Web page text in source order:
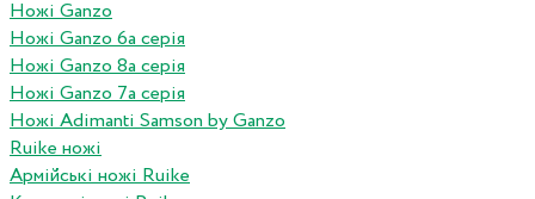
Ножі Ganzo
Ножі Ganzo 6а серія
Ножі Ganzo 8а серія
Ножі Ganzo 7а серія
Ножі Adimanti Samson by Ganzo
Ruike ножі
Армійські ножі Ruike